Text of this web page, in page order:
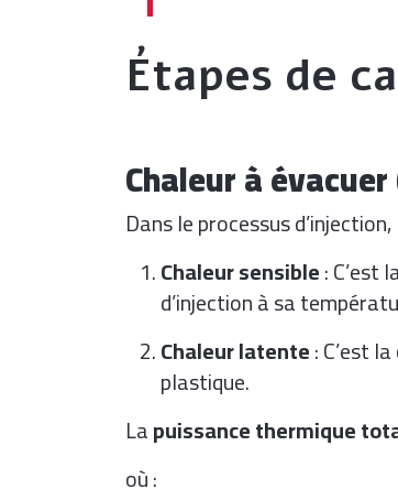
Étapes de
Chaleur à
Dans le processus
Chaleur sensible:
d’injection à sa
Chaleur latente: C’est
plastique.
Lapuissance thermique
où :